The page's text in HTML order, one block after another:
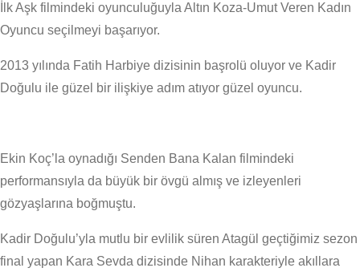
İlk Aşk filmindeki oyunculuğuyla Altın Koza-Umut Veren Kadın
Oyuncu seçilmeyi başarıyor.
2013 yılında Fatih Harbiye dizisinin başrolü oluyor ve Kadir
Doğulu ile güzel bir ilişkiye adım atıyor güzel oyuncu.
Ekin Koç’la oynadığı Senden Bana Kalan filmindeki
performansıyla da büyük bir övgü almış ve izleyenleri
gözyaşlarına boğmuştu.
Kadir Doğulu’yla mutlu bir evlilik süren Atagül geçtiğimiz sezon
final yapan Kara Sevda dizisinde Nihan karakteriyle akıllara